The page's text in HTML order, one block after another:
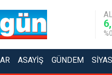
ASAYIŞ GÜNDEM